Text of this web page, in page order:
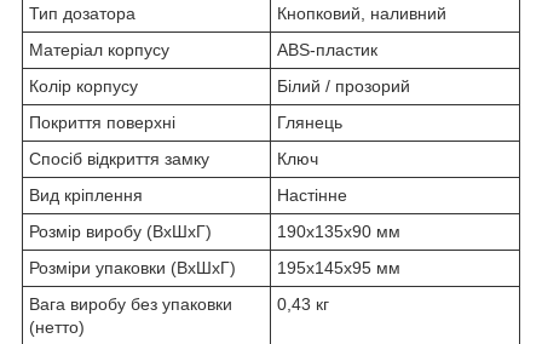
Тип дозатора
Кнопковий, наливний
Матеріал корпусу
ABS-пластик
Колір корпусу
Білий / прозорий
Покриття поверхні
Глянець
Спосіб відкриття замку
Ключ
Вид кріплення
Настінне
Розмір виробу (ВхШхГ)
190х135х90 мм
Розміри упаковки (ВхШхГ)
195х145х95 мм
Вага виробу без упаковки
(нетто)
0,43 кг